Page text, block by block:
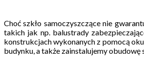
Choć szkło samoczyszczące nie
takich jak np. balustrady
konstrukcjach wykonanych z pomocą
budynku, a także zainstalujemy obudowę